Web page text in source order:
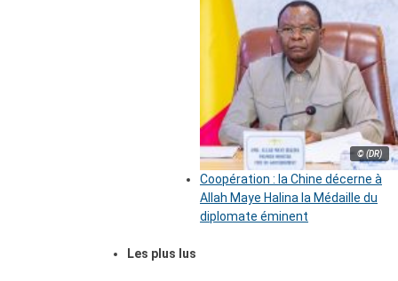
© (DR)
Coopération : la Chine décerne à
Allah Maye Halina la Médaille du
diplomate éminent
Les plus lus